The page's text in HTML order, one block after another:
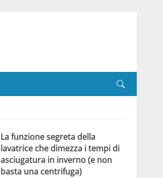
La funzione segreta della
lavatrice che dimezza i tempi di
asciugatura in inverno (e non
basta una centrifuga)